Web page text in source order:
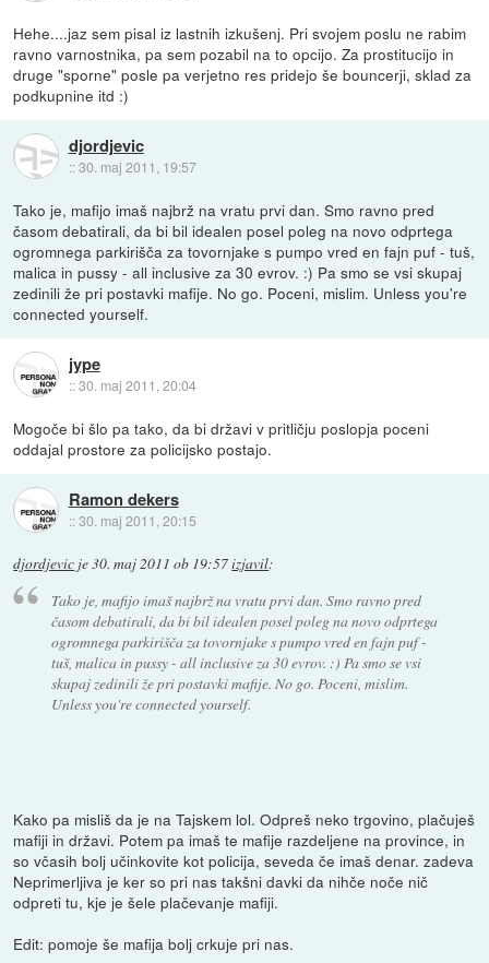
Hehe....jaz sem pisal iz lastnih izkušenj. Pri svojem poslu ne rabim
ravno varnostnika, pa sem pozabil na to opcijo. Za prostitucijo in
druge "sporne" posle pa verjetno res pridejo še bouncerji, sklad za
podkupnine itd :)
djordjevic
::30. maj 2011, 19:57
Tako je, mafijo imaš najbrž na vratu prvi dan. Smo ravno pred
časom debatirali, da bi bil idealen posel poleg na novo odprtega
ogromnega parkirišča za tovornjake s pumpo vred en fajn puf - tuš,
malica in pussy - all inclusive za 30 evrov. :) Pa smo se vsi skupaj
zedinili že pri postavki mafije. No go. Poceni, mislim. Unless you're
connected yourself.
jype
::30. maj 2011, 20:04
Mogoče bi šlo pa tako, da bi državi v pritličju poslopja poceni
oddajal prostore za policijsko postajo.
Ramon dekers
::30. maj 2011, 20:15
djordjevic je30. maj 2011 ob 19:57izjavil:
Tako je, mafijo imaš najbrž na vratu prvi dan. Smo ravno pred
časom debatirali, da bi bil idealen posel poleg na novo odprtega
ogromnega parkirišča za tovornjake s pumpo vred en fajn puf -
tuš, malica in pussy - all inclusive za 30 evrov. :) Pa smo se vsi
skupaj zedinili že pri postavki mafije. No go. Poceni, mislim.
Unless you're connected yourself.
Kako pa misliš da je na Tajskem lol. Odpreš neko trgovino, plačuješ
mafiji in državi. Potem pa imaš te mafije razdeljene na province, in
so včasih bolj učinkovite kot policija, seveda če imaš denar. zadeva
Neprimerljiva je ker so pri nas takšni davki da nihče noče nič
odpreti tu, kje je šele plačevanje mafiji.
Edit: pomoje še mafija bolj crkuje pri nas.